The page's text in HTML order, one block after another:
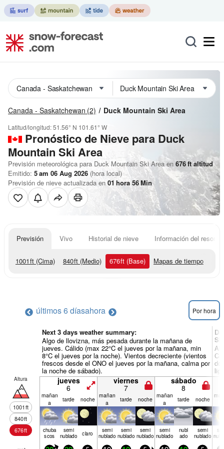
Canada - Saskatchewan (2) Duck Mountain Ski Area
Latitud/longitud:51.56° N 101.61° W
Pronóstico de Nieve para Duck
Mountain Ski Area
Previsión meteorológica para Duck Mountain Ski Area en 676ftaltitud
Emitido: 5 am 06 Aug 2026 (hora local)
Previsión de nieve actualizada en 01 hora 56Min
Previsión Vivo Historial de nieve Información del resort
1001ft (Cima) 840ft (Medio) 676ft (Base) Mapas de tiempo
últimos 6 díasahora Por hora
Next 3 days weather summary:
Algo de llovizna, más pesada durante la mañana de
jueves. Cálido (max 22°C el jueves por la mañana, min
8°C el jueves por la noche). Vientos decreciente (vientos
frescos desde el ONO el jueves por la mañana, calma por
la noche de sábado).
Altura
1001ft
840ft
676ft
jueves
6
viernes
7
sábado
8
mañan
a
tarde noche mañan
a
tarde noche mañan
a
tarde noche
chuba
scos
semi
nublado claro semi
nublado
semi
nublado
semi
nublado
semi
nublado
nubl
ado
semi
nublado